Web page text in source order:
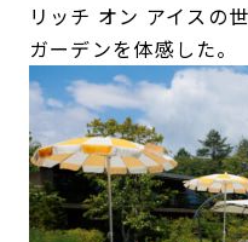
リッチ オン アイスの
ガーデンを体感した。